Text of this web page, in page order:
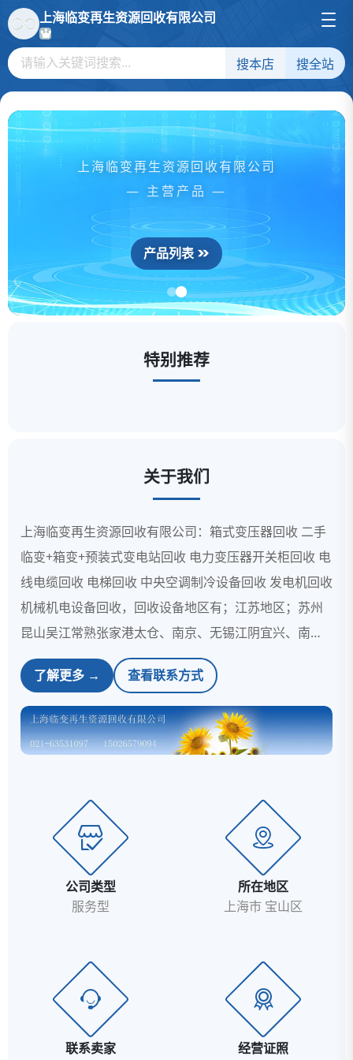
上海临变再生资源回收有限公司
搜本店 搜全站
上海临变再生资源回收有限公司
— 主营产品 —
产品列表
特别推荐
关于我们
上海临变再生资源回收有限公司：箱式变压器回收 二手
临变+箱变+预装式变电站回收 电力变压器开关柜回收 电
线电缆回收 电梯回收 中央空调制冷设备回收 发电机回收
机械机电设备回收，回收设备地区有；江苏地区；苏州
昆山吴江常熟张家港太仓、南京、无锡江阴宜兴、南通
如皋如东启东海门、镇江扬中丹徒、上海、连云港、扬
州、盐城、淮安、浙江地区；杭州、宁波、嘉兴、湖
州、海宁、安徽地区；合肥、芜湖、铜陵、马鞍山市、
宣城、滁州、池州等等。长期回收各式电力变压器回收
二手电力变压器配电柜回收 专业回收变压器 100KVA--
变压器回收....
了解更多 → 查看联系方式
公司类型
服务型
所在地区
上海市 宝山区
联系卖家
经营证照